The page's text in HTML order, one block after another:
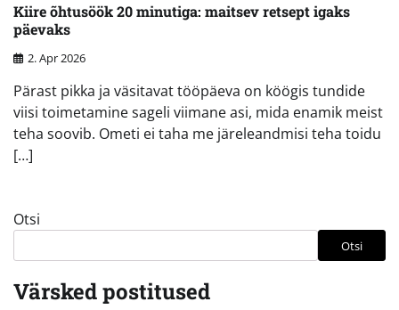
Kiire õhtusöök 20 minutiga: maitsev retsept igaks
päevaks
2. Apr 2026
Pärast pikka ja väsitavat tööpäeva on köögis tundide
viisi toimetamine sageli viimane asi, mida enamik meist
teha soovib. Ometi ei taha me järeleandmisi teha toidu
[…]
Otsi
Otsi
Värsked postitused